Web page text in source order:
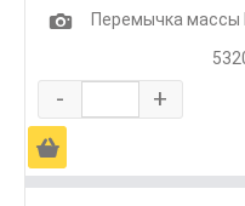
1
Перемычка массы
- +
Ä